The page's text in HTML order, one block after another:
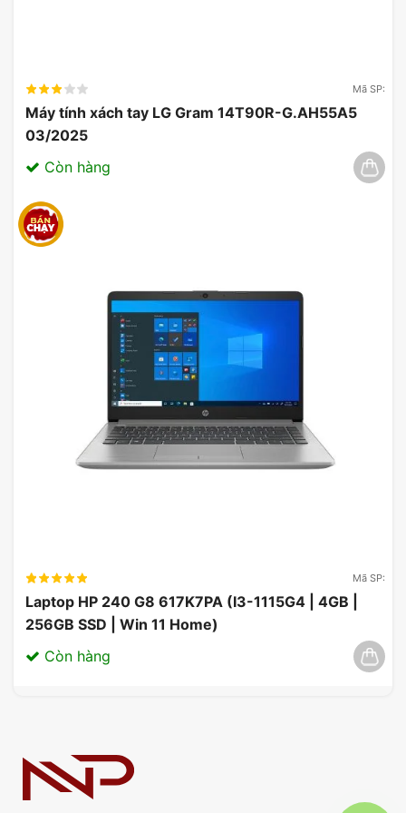
cá nhân và cả doanh nghiệp.
Mã SP:
Máy tính xách tay LG Gram 14T90R-G.AH55A5
03/2025
Còn hàng
Mã SP:
Laptop HP 240 G8 617K7PA (I3-1115G4 | 4GB |
256GB SSD | Win 11 Home)
Còn hàng